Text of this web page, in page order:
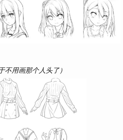
不用画那个人头了）